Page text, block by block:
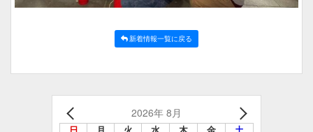
新着情報一覧に戻る
2026年 8月